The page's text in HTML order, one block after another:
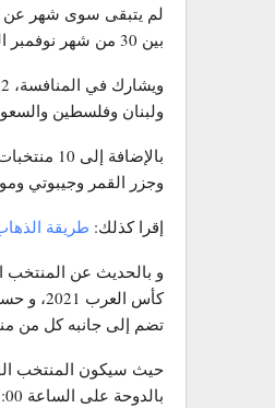
لم يتبقى سوى شهر عن
بين 30 من شهر نوفمبر الجاري و 18 ديسمبر الداخل.
ولبنان وفلسطين
وجزر القمر وجيبوتي
إقرا كذلك: طريقة
و بالحديث عن المنتخب
كأس
تضم إلى جانبه كل من
حيث سيكون المنتخب